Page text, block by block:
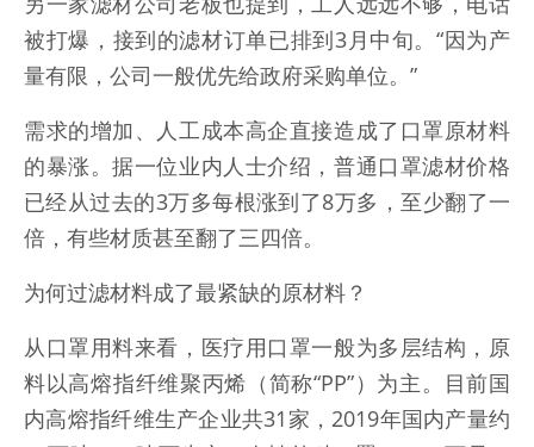
被打爆，接到的滤材订单已排到3月中旬。“因为产
量有限，公司一般优先给政府采购单位。”
需求的增加、人工成本高企直接造成了口罩原材料
的暴涨。据一位业内人士介绍，普通口罩滤材价格
已经从过去的3万多每根涨到了8万多，至少翻了一
倍，有些材质甚至翻了三四倍。
为何过滤材料成了最紧缺的原材料？
从口罩用料来看，医疗用口罩一般为多层结构，原
料以高熔指纤维聚丙烯（简称“PP”）为主。目前国
内高熔指纤维生产企业共31家，2019年国内产量约